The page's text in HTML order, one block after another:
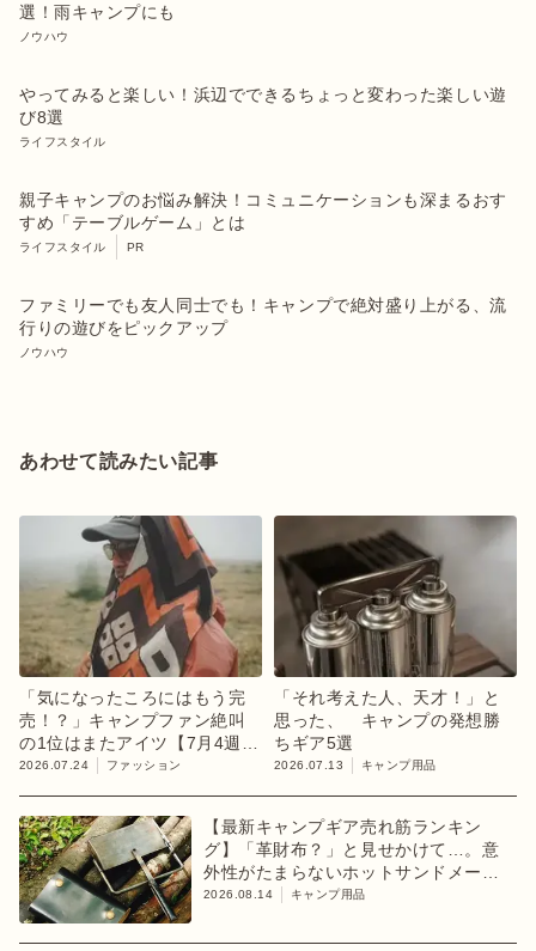
選！雨キャンプにも
ノウハウ
やってみると楽しい！浜辺でできるちょっと変わった楽しい遊
び8選
ライフスタイル
親子キャンプのお悩み解決！コミュニケーションも深まるおす
すめ「テーブルゲーム」とは
ライフスタイル PR
ファミリーでも友人同士でも！キャンプで絶対盛り上がる、流
行りの遊びをピックアップ
ノウハウ
あわせて読みたい記事
「気になったころにはもう完
売！？」キャンプファン絶叫
の1位はまたアイツ【7月4週ラ
ンキング】
2026.07.24 ファッション
「それ考えた人、天才！」と
思った、 キャンプの発想勝
ちギア5選
2026.07.13 キャンプ用品
【最新キャンプギア売れ筋ランキン
グ】「革財布？」と見せかけて…。意
外性がたまらないホットサンドメーカ
ーが1位【8月2週目】
2026.08.14 キャンプ用品